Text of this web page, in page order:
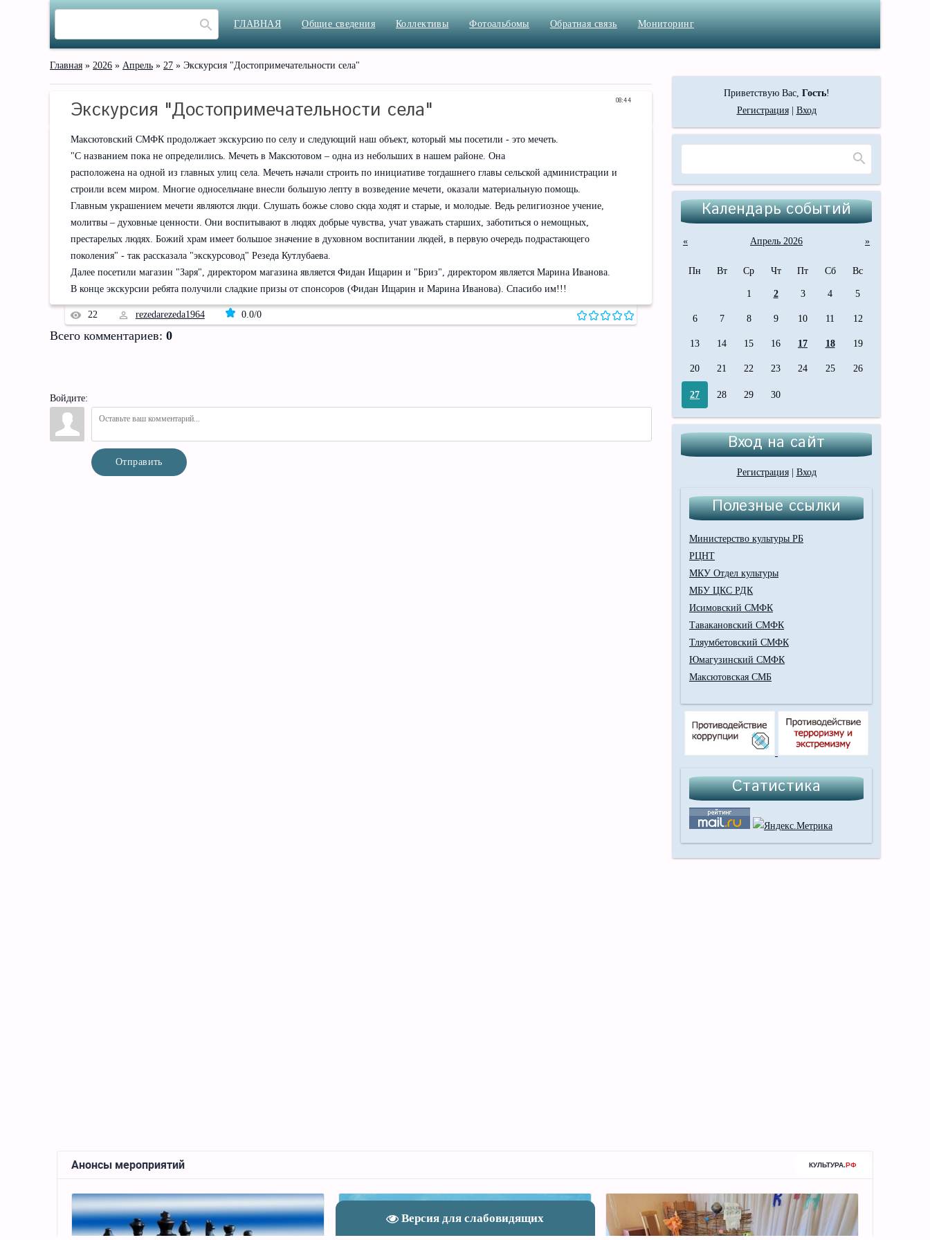
Версия для слабовидящих
ГЛАВНАЯ Общие сведения Коллективы Фотоальбомы Обратная связь Мониторинг
Главная » 2026 » Апрель » 27 » Экскурсия "Достопримечательности села"
08:44
Экскурсия "Достопримечательности села"
Максютовский СМФК продолжает экскурсию по селу и следующий наш объект, который мы посетили - это мечеть.
"С названием пока не определились. Мечеть в Максютовом – одна из небольших в нашем районе. Она
расположена на одной из главных улиц села. Мечеть начали строить по инициативе тогдашнего главы сельской администрации и
строили всем миром. Многие односельчане внесли большую лепту в возведение мечети, оказали материальную помощь.
Главным украшением мечети являются люди. Слушать божье слово сюда ходят и старые, и молодые. Ведь религиозное учение,
молитвы – духовные ценности. Они воспитывают в людях добрые чувства, учат уважать старших, заботиться о немощных,
престарелых людях. Божий храм имеет большое значение в духовном воспитании людей, в первую очередь подрастающего
поколения" - так рассказала "экскурсовод" Резеда Кутлубаева.
Далее посетили магазин "Заря", директором магазина является Фидан Ищарин и "Бриз", директором является Марина Иванова.
В конце экскурсии ребята получили сладкие призы от спонсоров (Фидан Ищарин и Марина Иванова). Спасибо им!!!
22 rezedarezeda1964 0.0/0
Всего комментариев: 0
Войдите:
Отправить
Приветствую Вас, Гость!
Регистрация| Вход
Календарь событий
« Апрель 2026 »
Пн Вт Ср Чт Пт Сб Вс
1 2 3 4 5
6 7 8 9 10 11 12
13 14 15 16 17 18 19
20 21 22 23 24 25 26
27 28 29 30
Вход на сайт
Регистрация| Вход
Полезные ссылки
Министерство культуры РБ
РЦНТ
МКУ Отдел культуры
МБУ ЦКС РДК
Исимовский СМФК
Тавакановский СМФК
Тляумбетовский СМФК
Юмагузинский СМФК
Максютовская СМБ
Статистика